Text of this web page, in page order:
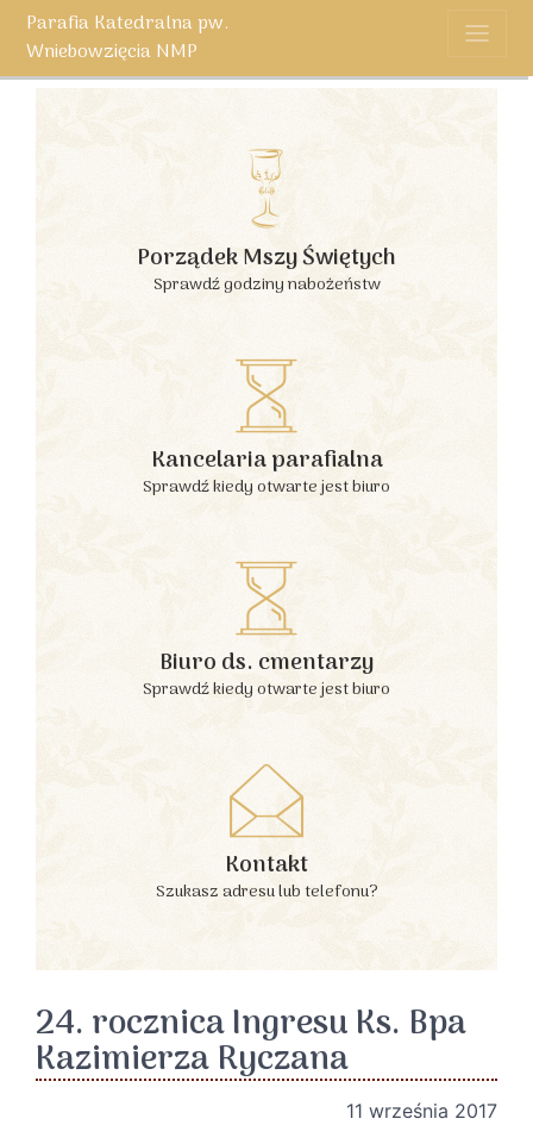
Parafia Katedralna pw.
Wniebowzięcia NMP
Porządek Mszy Świętych
Sprawdź godziny nabożeństw
Kancelaria parafialna
Sprawdź kiedy otwarte jest biuro
Biuro ds. cmentarzy
Sprawdź kiedy otwarte jest biuro
Kontakt
Szukasz adresu lub telefonu?
24. rocznica Ingresu Ks. Bpa
Kazimierza Ryczana
11 września 2017